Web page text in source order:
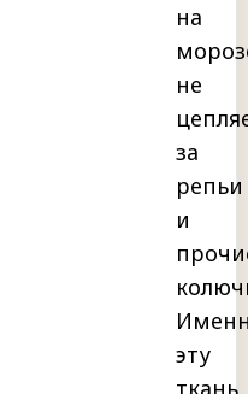
на
не
за
репьи
и
эту
ткань